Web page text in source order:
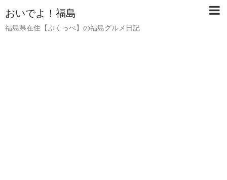
おいでよ！福島
福島県在住【ぷくっぺ】の福島グルメ日記